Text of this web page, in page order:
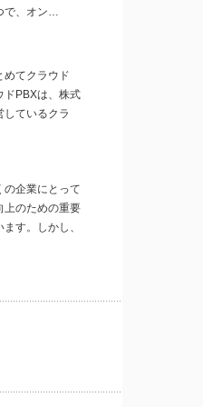
で、オン…
めてクラウド
ドPBXは、株式
しているクラ
の企業にとって
上のための重要
す。しかし、